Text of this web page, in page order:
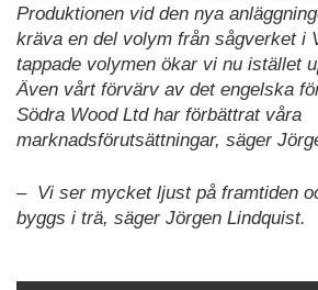
Produktionen vid den nya
kräva en del volym från sågverket i
tappade volymen ökar vi nu istället
Även vårt förvärv av det engelska
Södra Wood Ltd har förbättrat våra
marknadsförutsättningar, säger
– Vi ser mycket ljust på framtiden
byggs i trä, säger Jörgen Lindquist.